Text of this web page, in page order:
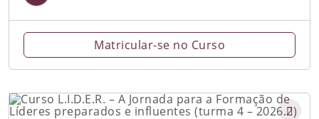
Matricular-se no Curso